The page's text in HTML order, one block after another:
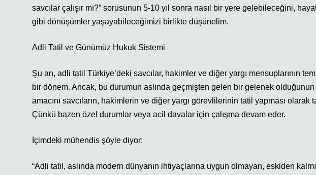
savcılar çalışır mı?” sorusunun 5-10 yıl sonra nasıl bir yere gelebileceğini,
gibi dönüşümler yaşayabileceğimizi birlikte düşünelim.
Adli Tatil ve Günümüz Hukuk Sistemi
Şu an, adli tatil Türkiye’deki savcılar, hakimler ve diğer yargı mensuplarının
bir dönem. Ancak, bu durumun aslında geçmişten gelen bir gelenek olduğunun
amacını savcıların, hakimlerin ve diğer yargı görevlilerinin tatil yapması
Çünkü bazen özel durumlar veya acil davalar için çalışma devam eder.
İçimdeki mühendis şöyle diyor:
“Adli tatil, aslında modern dünyanın ihtiyaçlarına uygun olmayan, eskiden